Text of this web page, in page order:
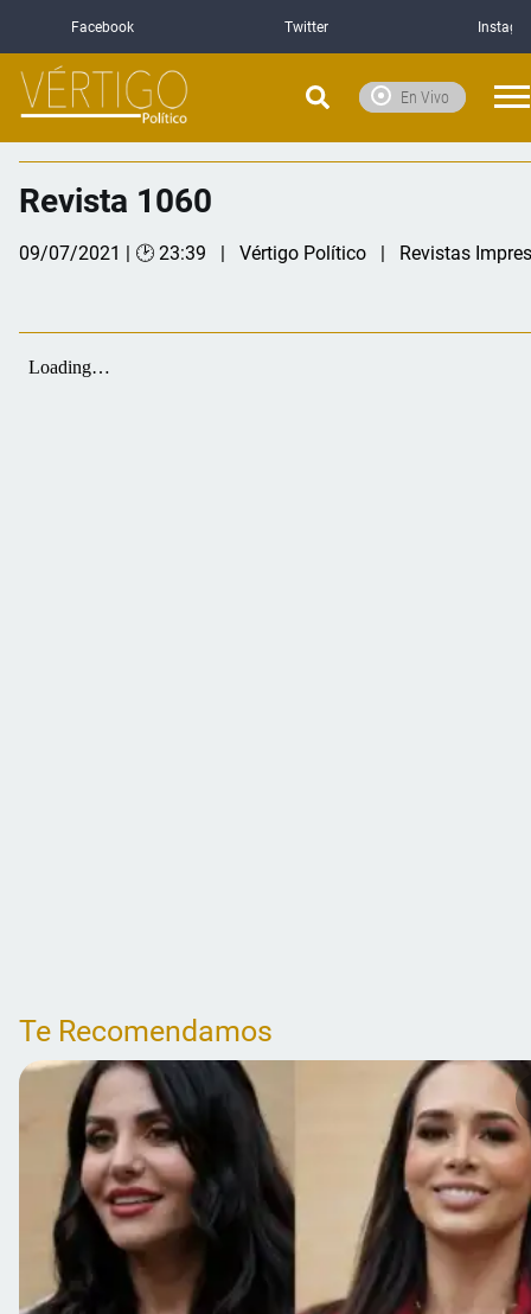
Facebook Twitter
En Vivo
Revista 1060
09/07/2021 | 🕑 23:39 Vértigo Político Revistas
Te Recomendamos